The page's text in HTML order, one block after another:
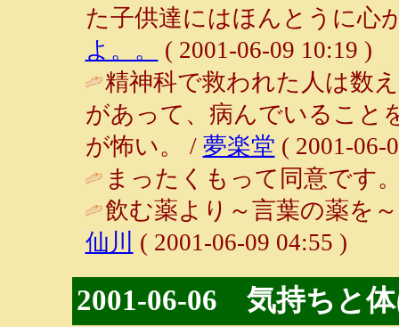
た子供達にはほんとうに心
よ。。
( 2001-06-09 10:19 )
精神科で救われた人は数
があって、病んでいること
が怖い。 / 夢楽堂 ( 2001-06-
まったくもって同意です
飲む薬より～言葉の薬を
仙川
( 2001-06-09 04:55 )
2001-06-06 気持ちと